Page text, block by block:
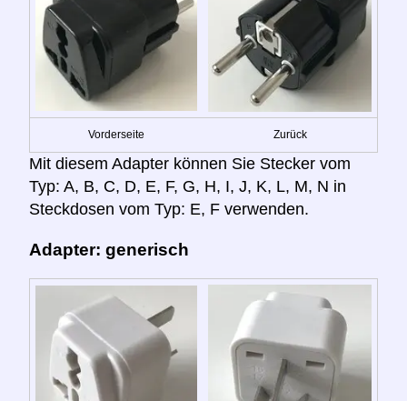
Vorderseite Zurück
Mit diesem Adapter können Sie Stecker vom
Typ: A, B, C, D, E, F, G, H, I, J, K, L, M, N in
Steckdosen vom Typ: E, F verwenden.
Adapter: generisch